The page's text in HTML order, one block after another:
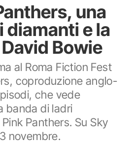
una
diamanti e la
Bowie
al Roma Fiction Fest
coproduzione anglo-
che vede
banda di ladri
Panthers. Su Sky
novembre.